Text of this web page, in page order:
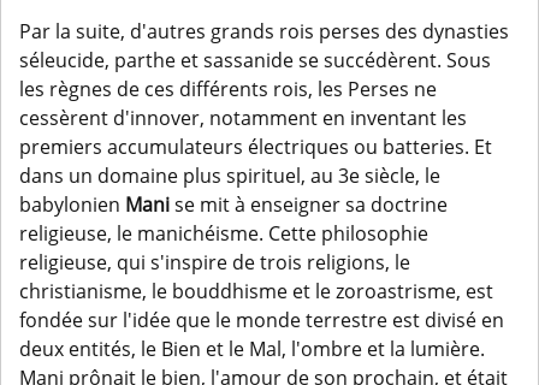
Par la suite, d'autres grands rois perses des dynasties
séleucide, parthe et sassanide se succédèrent. Sous
les règnes de ces différents rois, les Perses ne
cessèrent d'innover, notamment en inventant les
premiers accumulateurs électriques ou batteries. Et
dans un domaine plus spirituel, au 3e siècle, le
babylonien Manise mit à enseigner sa doctrine
religieuse, le manichéisme. Cette philosophie
religieuse, qui s'inspire de trois religions, le
christianisme, le bouddhisme et le zoroastrisme, est
fondée sur l'idée que le monde terrestre est divisé en
deux entités, le Bien et le Mal, l'ombre et la lumière.
Mani prônait le bien, l'amour de son prochain, et était